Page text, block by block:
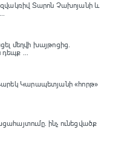
Տարոն Չախոյանի և
մեղվի խայթոցից.
...
Կարապետյանի «հորթ»
ինչ ունեցվածք